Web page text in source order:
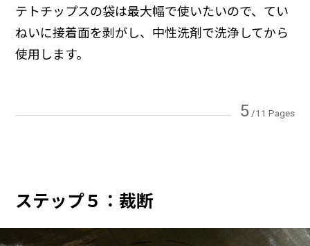
テトチップスの袋は最大幅で使いたいので、てい
ねいに接着面を剥がし、中性洗剤で洗浄してから
使用します。
5/11 Pages
ステップ５：裁断